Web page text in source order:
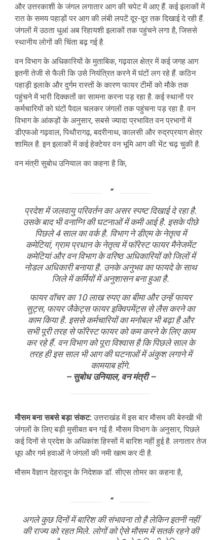
और उत्तरकाशी के जंगल लगातार आग की चपेट में आए हैं. कई इलाकों में
रात के समय पहाड़ों पर आग की लंबी लपटें दूर-दूर तक दिखाई दे रही हैं.
जंगलों में उठता धुआं अब रिहायशी इलाकों तक पहुंचने लगा है, जिससे
स्थानीय लोगों की चिंता बढ़ गई है.
वन विभाग के अधिकारियों के मुताबिक, गढ़वाल क्षेत्र में कई जगह आग
इतनी तेजी से फैली कि उसे नियंत्रित करने में घंटों लग रहे हैं. कठिन
पहाड़ी इलाके और दुर्गम रास्तों के कारण फायर टीमों को मौके तक
पहुंचने में भारी दिक्कतों का सामना करना पड़ रहा है. कई स्थानों पर
कर्मचारियों को घंटों पैदल चलकर जंगलों तक पहुंचना पड़ रहा है. वन
विभाग के आंकड़ों के अनुसार, सबसे ज्यादा प्रभावित वन प्रभागों में
डीएफओ गढ़वाल, पिथौरागढ़, बदरीनाथ, कालसी और रुद्रप्रयाग क्षेत्र
शामिल है. इन इलाकों में कई हेक्टेयर वन भूमि आग की भेंट चढ़ चुकी है.
वन मंत्री सुबोध उनियाल का कहना है कि,
प्रदेश में जलवायु परिवर्तन का असर स्पष्ट दिखाई दे रहा है.
उसके बाद भी वनाग्नि की घटनाओं में कमी आई है. इसके पीछे
पिछले 4 साल का वर्क है. विभाग ने डीएम के नेतृत्व में
कमेटियां, ग्राम प्रधान के नेतृत्व में फॉरेस्ट फायर मैनेजमेंट
कमेटियां और वन विभाग के वरिष्ठ अधिकारियों को जिलों में
नोडल अधिकारी बनाया है. उनके अनुभव का फायदे के साथ
जिले में कर्मियों में अनुशासन बना हुआ है.
फायर वॉचर का 10 लाख रुपए का बीमा और उन्हें फायर
सुट्स, फायर जैकेट्स फायर इक्विपमेंट्स से लैस करने का
काम किया है. इससे कर्मचारियों का मनोबल भी बढ़ा है और
सभी पूरी तरह से फॉरेस्ट फायर को कम करने के लिए काम
कर रहे हैं. वन विभाग को पूरा विश्वास है कि पिछले साल के
तरह ही इस साल भी आग की घटनाओं में अंकुश लगाने में
कामयाब होंगे.
– सुबोध उनियाल, वन मंत्री –
मौसम बना सबसे बड़ा संकट: उत्तराखंड में इस बार मौसम की बेरुखी भी
जंगलों के लिए बड़ी मुसीबत बन गई है. मौसम विभाग के अनुसार, पिछले
कई दिनों से प्रदेश के अधिकांश हिस्सों में बारिश नहीं हुई है. लगातार तेज
धूप और गर्म हवाओं ने जंगलों की नमी खत्म कर दी है.
मौसम वैज्ञान देहरादून के निदेशक डॉ. सीएस तोमर का कहना है,
अगले कुछ दिनों में बारिश की संभावना तो है लेकिन इतनी नहीं
की राज्य को रहत मिले. लोगों को ऐसे मौसम में सतर्क रहने की